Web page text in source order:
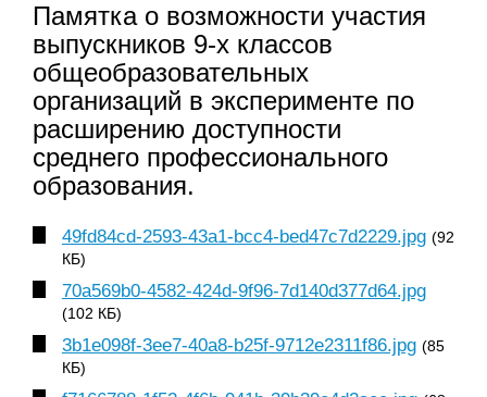
Памятка о возможности участия
выпускников 9-х классов
общеобразовательных
организаций в эксперименте по
расширению доступности
среднего профессионального
образования.
49fd84cd-2593-43a1-bcc4-bed47c7d2229.jpg (92
КБ)
70a569b0-4582-424d-9f96-7d140d377d64.jpg
(102 КБ)
3b1e098f-3ee7-40a8-b25f-9712e2311f86.jpg (85
КБ)